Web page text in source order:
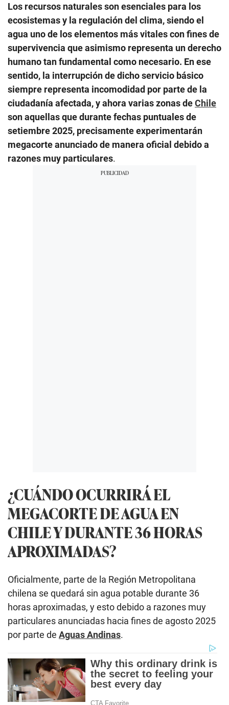
Los recursos naturales son esenciales para los
ecosistemas y la regulación del clima, siendo el
agua uno de los elementos más vitales con fines de
supervivencia que asimismo representa un derecho
humano tan fundamental como necesario. En ese
sentido, la interrupción de dicho servicio básico
siempre representa incomodidad por parte de la
ciudadanía afectada, y ahora varias zonas deChile
son aquellas que durante fechas puntuales de
setiembre 2025, precisamente experimentarán
megacorte anunciado de manera oficial debido a
razones muy particulares.
¿CUÁNDO OCURRIRÁ EL
MEGACORTE DE AGUA EN
CHILE Y DURANTE 36 HORAS
APROXIMADAS?
Oficialmente, parte de la Región Metropolitana
chilena se quedará sin agua potable durante 36
horas aproximadas, y esto debido a razones muy
particulares anunciadas hacia fines de agosto 2025
por parte de Aguas Andinas.